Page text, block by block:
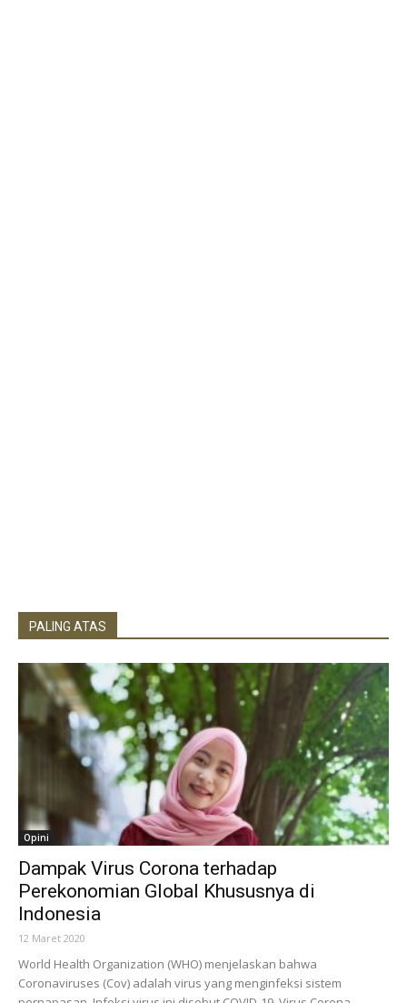
PALING ATAS
Opini
Dampak Virus Corona terhadap
Perekonomian Global Khususnya di
Indonesia
12 Maret 2020
World Health Organization (WHO) menjelaskan bahwa
Coronaviruses (Cov) adalah virus yang menginfeksi sistem